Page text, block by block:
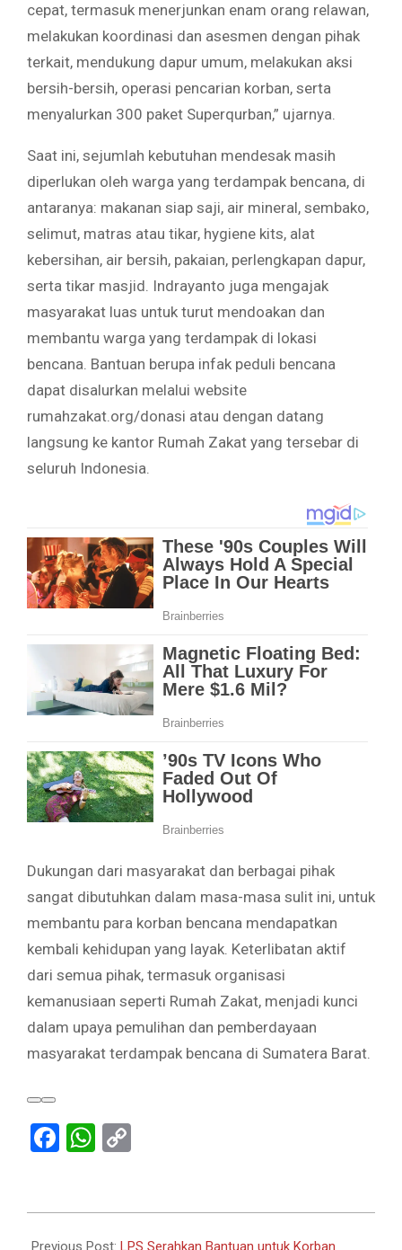
cepat, termasuk menerjunkan enam orang relawan,
melakukan koordinasi dan asesmen dengan pihak
terkait, mendukung dapur umum, melakukan aksi
bersih-bersih, operasi pencarian korban, serta
menyalurkan 300 paket Superqurban,” ujarnya.
Saat ini, sejumlah kebutuhan mendesak masih
diperlukan oleh warga yang terdampak bencana, di
antaranya: makanan siap saji, air mineral, sembako,
selimut, matras atau tikar, hygiene kits, alat
kebersihan, air bersih, pakaian, perlengkapan dapur,
serta tikar masjid. Indrayanto juga mengajak
masyarakat luas untuk turut mendoakan dan
membantu warga yang terdampak di lokasi
bencana. Bantuan berupa infak peduli bencana
dapat disalurkan melalui website
rumahzakat.org/donasi atau dengan datang
langsung ke kantor Rumah Zakat yang tersebar di
seluruh Indonesia.
Dukungan dari masyarakat dan berbagai pihak
sangat dibutuhkan dalam masa-masa sulit ini, untuk
membantu para korban bencana mendapatkan
kembali kehidupan yang layak. Keterlibatan aktif
dari semua pihak, termasuk organisasi
kemanusiaan seperti Rumah Zakat, menjadi kunci
dalam upaya pemulihan dan pemberdayaan
masyarakat terdampak bencana di Sumatera Barat.
Facebook
WhatsApp
05-
Previous Post: LPS Serahkan Bantuan untuk Korban